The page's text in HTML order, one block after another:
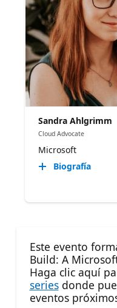
Sandra Ahlgrimm
Cloud Advocate
Microsoft
Biografía
Este evento
Build: A
Haga clic aquí
seriesdonde
eventos